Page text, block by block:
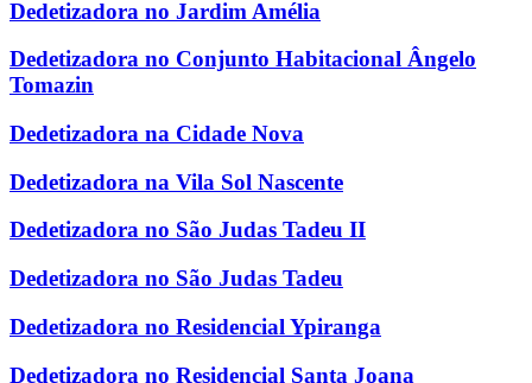
Dedetizadora no Jardim Amélia
Dedetizadora no Conjunto Habitacional Ângelo
Tomazin
Dedetizadora na Cidade Nova
Dedetizadora na Vila Sol Nascente
Dedetizadora no São Judas Tadeu II
Dedetizadora no São Judas Tadeu
Dedetizadora no Residencial Ypiranga
Dedetizadora no Residencial Santa Joana